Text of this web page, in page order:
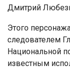
Дмитрий
Этого
следователем
Национальной
известным